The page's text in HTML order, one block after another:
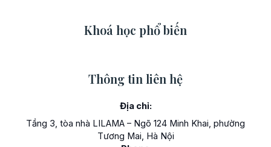
Khoá học phổ biến
Thông tin liên hệ
Địa chỉ:
Tầng 3, tòa nhà LILAMA – Ngõ 124 Minh Khai, phường
Tương Mai, Hà Nội